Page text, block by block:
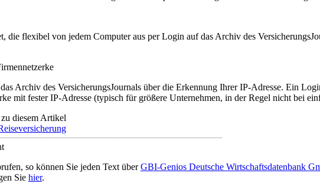
die flexibel von jedem Computer aus per Login auf das Archiv des
Archiv des VersicherungsJournals über die Erkennung Ihrer IP-Adresse. Ein
mit fester IP-Adresse (typisch für größere Unternehmen, in der Regel nicht bei
diesem Artikel
so können Sie jeden Text überGBI-Genios Deutsche Wirtschaftsdatenbank
Sie hier.